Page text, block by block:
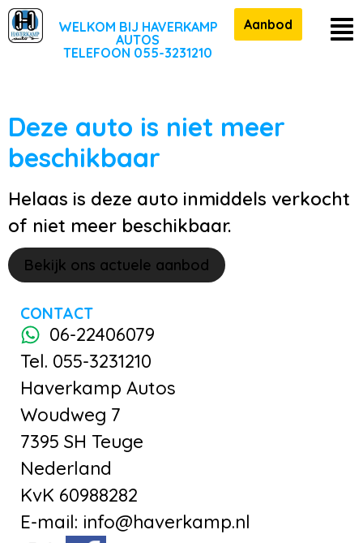
WELKOM BIJ HAVERKAMP
AUTOS
TELEFOON 055-3231210
Aanbod
Deze auto is niet meer
beschikbaar
Helaas is deze auto inmiddels verkocht
of niet meer beschikbaar.
Bekijk ons actuele aanbod
CONTACT
06-22406079
Tel. 055-3231210
Haverkamp Autos
Woudweg 7
7395 SH Teuge
Nederland
KvK 60988282
E-mail: info@haverkamp.nl